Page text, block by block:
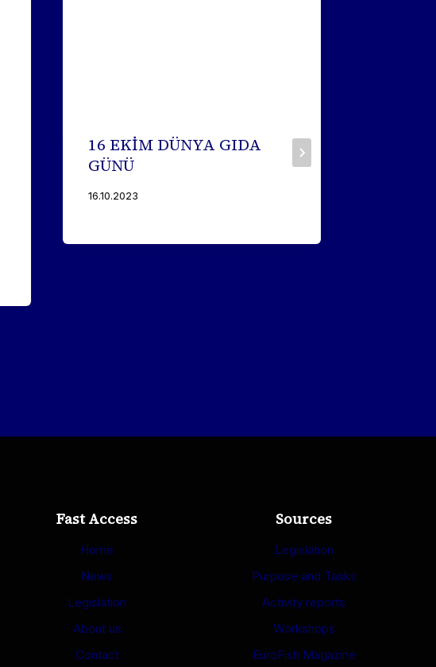
16 EKİM DÜNYA GIDA
GÜNÜ
16.10.2023
Fast Access
Home
News
Legislation
About us
Contact
Sources
Legislation
Purpose and Tasks
Activity reports
Workshops
EuroFish Magazine